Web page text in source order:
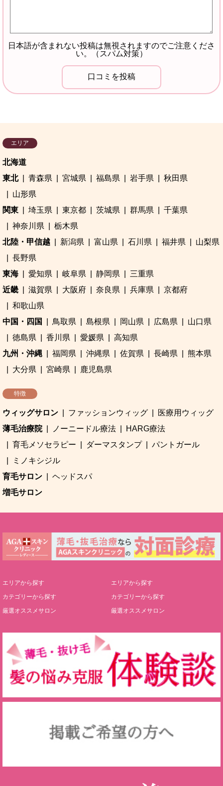
日本語が含まれない投稿は無視されますのでご注意くださ
い。（スパム対策）
エリア
北海道
東北
青森県 宮城県 福島県 岩手県
秋田県
山形県
関東
埼玉県 東京都 茨城県 群馬県
千葉県
神奈川県
栃木県
北陸・甲信越
新潟県 富山県 石川県 福井県
山梨県
長野県
東海
愛知県 岐阜県 静岡県
三重県
近畿
滋賀県 大阪府 奈良県 兵庫県
京都府
和歌山県
中国・四国
鳥取県 島根県 岡山県 広島県
山口県
徳島県
香川県 愛媛県
高知県
九州・沖縄
福岡県 沖縄県 佐賀県 長崎県
熊本県
大分県
宮崎県 鹿児島県
特徴
ウィッグサロン ファッションウィッグ
医療用ウィッグ
薄毛治療院
ノーニードル療法
HARG療法
育毛メソセラピー
ダーマスタンプ
パントガール
ミノキシジル
育毛サロン
ヘッドスパ
増毛サロン
エリアから探す
カテゴリーから探す
厳選オススメサロン
エリアから探す
カテゴリーから探す
厳選オススメサロン